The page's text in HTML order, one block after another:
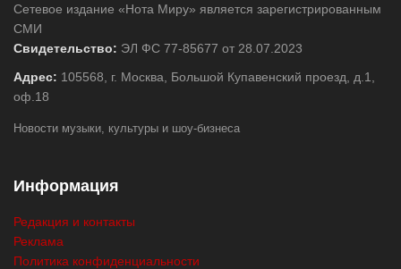
Сетевое издание «Нота Миру» является зарегистрированным
СМИ
Свидетельство: ЭЛ ФС 77-85677 от 28.07.2023
Адрес: 105568, г. Москва, Большой Купавенский проезд, д.1,
оф.18
Новости музыки, культуры и шоу-бизнеса
Информация
Редакция и контакты
Реклама
Политика конфиденциальности